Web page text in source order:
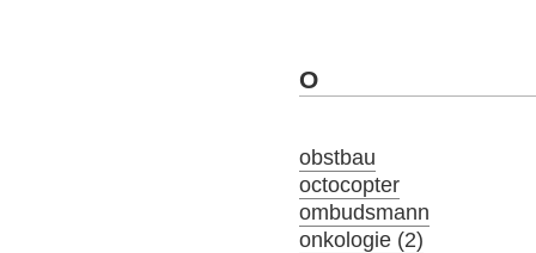
O
obstbau
octocopter
ombudsmann
onkologie (2)